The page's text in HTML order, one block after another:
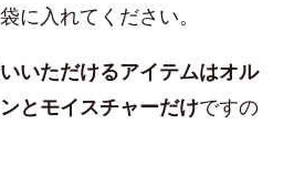
に入れてください。
いただけるアイテムはオル
とモイスチャーだけですの